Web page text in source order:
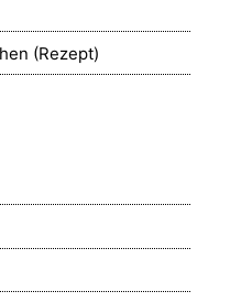
(Rezept)